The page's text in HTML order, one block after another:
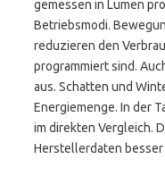
gemessen in Lumen
Betriebsmodi.
reduzieren den
programmiert sind.
aus. Schatten und
Energiemenge. In der
im direkten Vergleich.
Herstellerdaten